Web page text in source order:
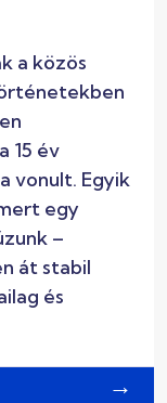
a közös
15 év
vonult. Egyik
egy
–
át stabil
és
→